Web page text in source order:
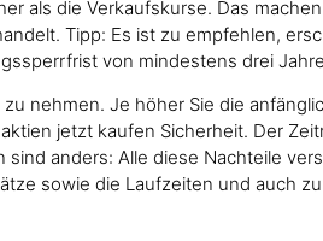
als die Verkaufskurse. Das
Tipp: Es ist zu empfehlen,
von mindestens drei
nehmen. Je höher Sie die
jetzt kaufen Sicherheit. Der
anders: Alle diese Nachteile
sowie die Laufzeiten und auch